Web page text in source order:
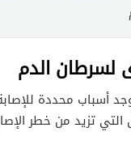
لسرطان الدم
أسباب محددة
تزيد من خطر